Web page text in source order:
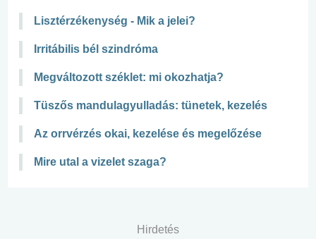
Lisztérzékenység - Mik a jelei?
Irritábilis bél szindróma
Megváltozott széklet: mi okozhatja?
Tüszős mandulagyulladás: tünetek, kezelés
Az orrvérzés okai, kezelése és megelőzése
Mire utal a vizelet szaga?
Hirdetés